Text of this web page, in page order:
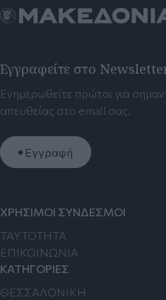
Εγγραφείτε στο
Ενημερωθείτε πρώτοι για
απευθείας στο email σας.
Εγγραφή
ΧΡΗΣΙΜΟΙ ΣΥΝΔΕΣΜΟΙ
TAYTOTHTA
ΕΠΙΚΟΙΝΩΝΙΑ
ΚΑΤΗΓΟΡΙΕΣ
ΘΕΣΣΑΛΟΝΙΚΗ